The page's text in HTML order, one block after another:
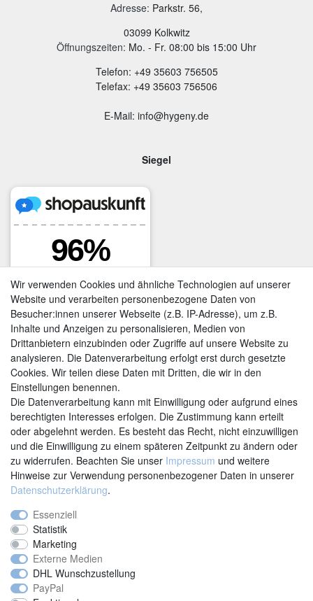
Adresse: Parkstr. 56,
03099 Kolkwitz
Öffnungszeiten: Mo. - Fr. 08:00 bis 15:00 Uhr
Telefon: +49 35603 756505
Telefax: +49 35603 756506
E-Mail: info@hygeny.de
Siegel
Vertrag widerrufen
Wir verwenden Cookies und ähnliche Technologien auf unserer
Website und verarbeiten personenbezogene Daten von
Besucher:innen unserer Webseite (z.B. IP-Adresse), um z.B.
Inhalte und Anzeigen zu personalisieren, Medien von
Drittanbietern einzubinden oder Zugriffe auf unsere Website zu
analysieren. Die Datenverarbeitung erfolgt erst durch gesetzte
Cookies. Wir teilen diese Daten mit Dritten, die wir in den
Einstellungen benennen.
Die Datenverarbeitung kann mit Einwilligung oder aufgrund eines
berechtigten Interesses erfolgen. Die Zustimmung kann erteilt
oder abgelehnt werden. Es besteht das Recht, nicht einzuwilligen
und die Einwilligung zu einem späteren Zeitpunkt zu ändern oder
zu widerrufen. Beachten Sie unser Impressum und weitere
Hinweise zur Verwendung personenbezogener Daten in unserer
Daten­schutz­erklärung.
Essenziell
Statistik
Marketing
Externe Medien
DHL Wunschzustellung
PayPal